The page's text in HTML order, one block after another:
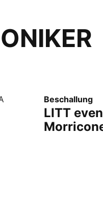
Beschallung
LITT